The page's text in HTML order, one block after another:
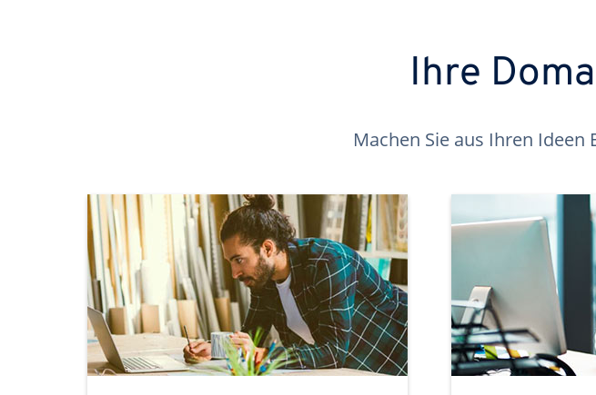
Ihre
Machen Sie aus Ihren Ideen